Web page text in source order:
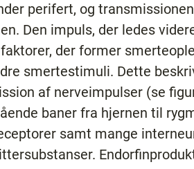
perifert, og
Den impuls, der ledes
der former
smertestimuli. Dette
af nerveimpulser (se
baner fra hjernen til
samt mange